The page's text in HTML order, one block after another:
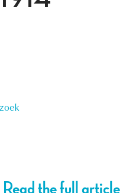
Read the full article